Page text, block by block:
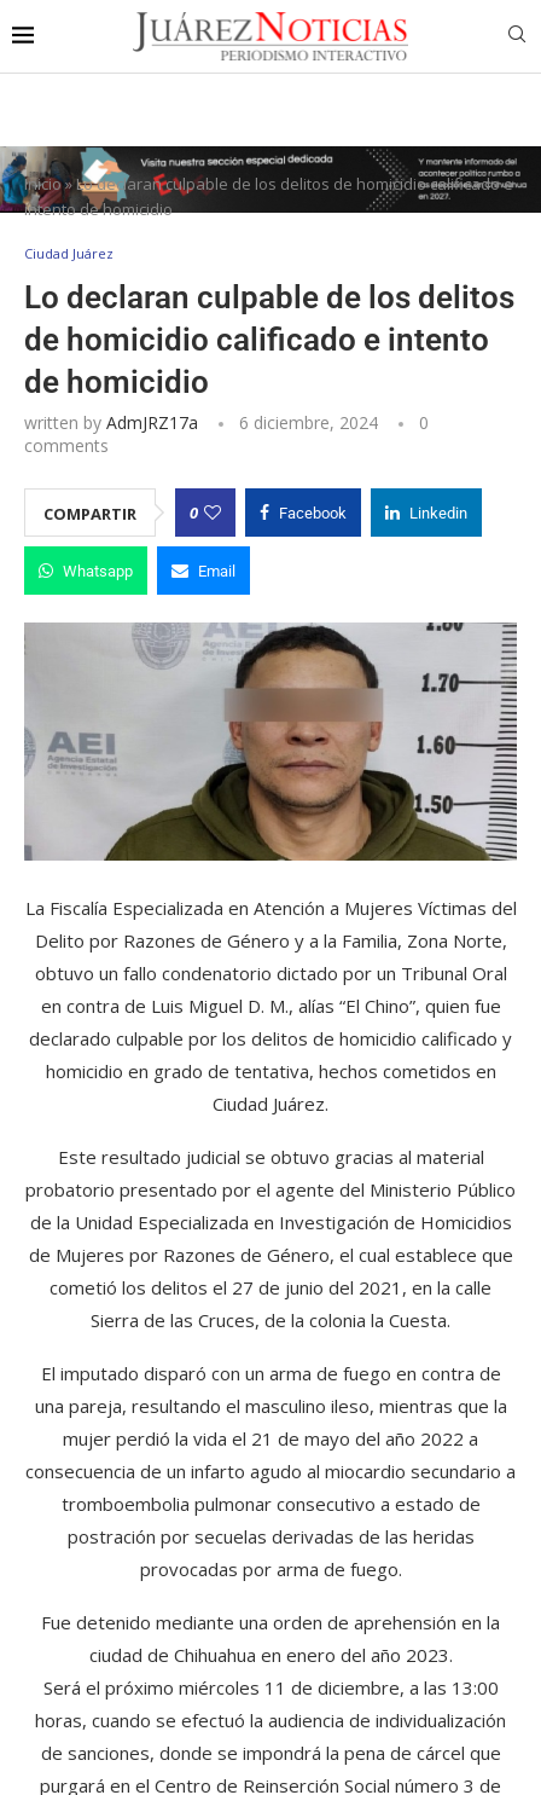
Inicio»Lo declaran culpable de los delitos de homicidio calificado e
intento de homicidio
Ciudad Juárez
Lo declaran culpable de los delitos
de homicidio calificado e intento
de homicidio
written by AdmJRZ17a 6 diciembre, 2024
0
comments
COMPARTIR 0 Facebook Linkedin
Whatsapp Email
La Fiscalía Especializada en Atención a Mujeres Víctimas del
Delito por Razones de Género y a la Familia, Zona Norte,
obtuvo un fallo condenatorio dictado por un Tribunal Oral
en contra de Luis Miguel D. M., alías “El Chino”, quien fue
declarado culpable por los delitos de homicidio calificado y
homicidio en grado de tentativa, hechos cometidos en
Ciudad Juárez.
Este resultado judicial se obtuvo gracias al material
probatorio presentado por el agente del Ministerio Público
de la Unidad Especializada en Investigación de Homicidios
de Mujeres por Razones de Género, el cual establece que
cometió los delitos el 27 de junio del 2021, en la calle
Sierra de las Cruces, de la colonia la Cuesta.
El imputado disparó con un arma de fuego en contra de
una pareja, resultando el masculino ileso, mientras que la
mujer perdió la vida el 21 de mayo del año 2022 a
consecuencia de un infarto agudo al miocardio secundario a
tromboembolia pulmonar consecutivo a estado de
postración por secuelas derivadas de las heridas
provocadas por arma de fuego.
Fue detenido mediante una orden de aprehensión en la
ciudad de Chihuahua en enero del año 2023.
Será el próximo miércoles 11 de diciembre, a las 13:00
horas, cuando se efectuó la audiencia de individualización
de sanciones, donde se impondrá la pena de cárcel que
purgará en el Centro de Reinserción Social número 3 de